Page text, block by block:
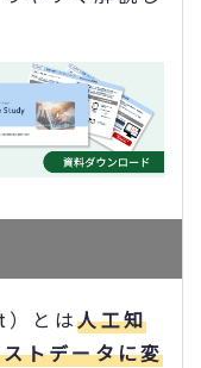
とは人工知
トデータに変